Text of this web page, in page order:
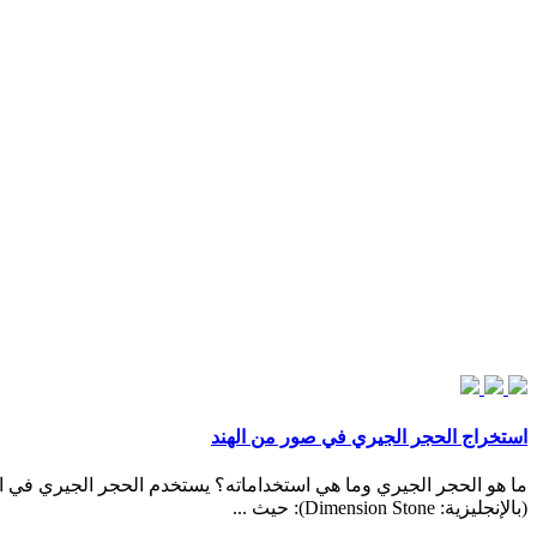
استخراج الحجر الجيري في صور من الهند
(بالإنجليزية: Dimension Stone): حيث ...